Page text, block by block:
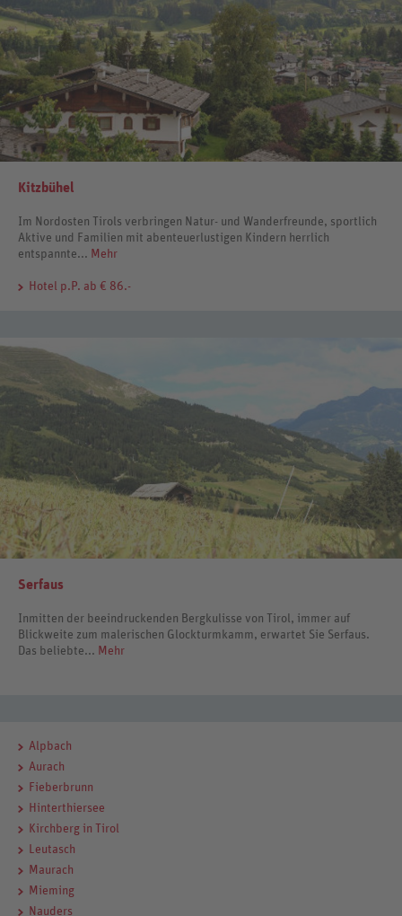
Kitzbühel
Im Nordosten Tirols verbringen Natur- und Wanderfreunde, sportlich
Aktive und Familien mit abenteuerlustigen Kindern herrlich
entspannte... Mehr
Hotel p.P. ab € 86.-
Serfaus
Inmitten der beeindruckenden Bergkulisse von Tirol, immer auf
Blickweite zum malerischen Glockturmkamm, erwartet Sie Serfaus.
Das beliebte... Mehr
Alpbach
Aurach
Fieberbrunn
Hinterthiersee
Kirchberg in Tirol
Leutasch
Maurach
Mieming
Nauders